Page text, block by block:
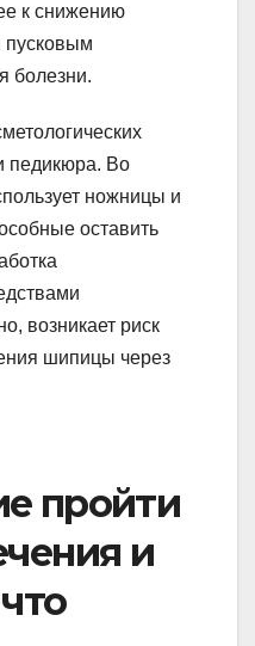
к снижению
пусковым
болезни.
педикюра. Во
ножницы и
оставить
возникает риск
шипицы через
пройти
и